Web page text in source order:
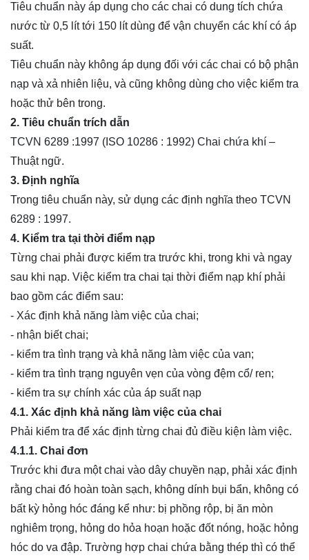
Tiêu chuẩn này áp dụng cho các chai có dung tích chứa
nước từ 0,5 lít tới 150 lít dùng để vận chuyển các khí có áp
suất.
Tiêu chuẩn này không áp dụng đối với các chai có bộ phận
nạp và xả nhiên liệu, và cũng không dùng cho việc kiểm tra
hoặc thử bên trong.
2. Tiêu chuẩn trích dẫn
TCVN 6289 :1997 (ISO 10286 : 1992) Chai chứa khí –
Thuật ngữ.
3. Định nghĩa
Trong tiêu chuẩn này, sử dụng các định nghĩa theo TCVN
6289 : 1997.
4. Kiểm tra tại thời điểm nạp
Từng chai phải được kiểm tra trước khi, trong khi và ngay
sau khi nạp. Việc kiểm tra chai tại thời điểm nạp khí phải
bao gồm các điểm sau:
- Xác định khả năng làm việc của chai;
- nhận biết chai;
- kiểm tra tình trạng và khả năng làm việc của van;
- kiểm tra tình trạng nguyên vẹn của vòng đệm cổ/ ren;
- kiểm tra sự chính xác của áp suất nạp
4.1. Xác định khả năng làm việc của chai
Phải kiểm tra để xác định từng chai đủ điều kiện làm việc.
4.1.1. Chai đơn
Trước khi đưa một chai vào dây chuyền nạp, phải xác định
rằng chai đó hoàn toàn sạch, không dính bụi bẩn, không có
bất kỳ hỏng hóc đáng kể như: bị phồng rộp, bị ăn mòn
nghiêm trọng, hỏng do hỏa hoạn hoặc đốt nóng, hoặc hỏng
hóc do va đập. Trường hợp chai chứa bằng thép thì có thể